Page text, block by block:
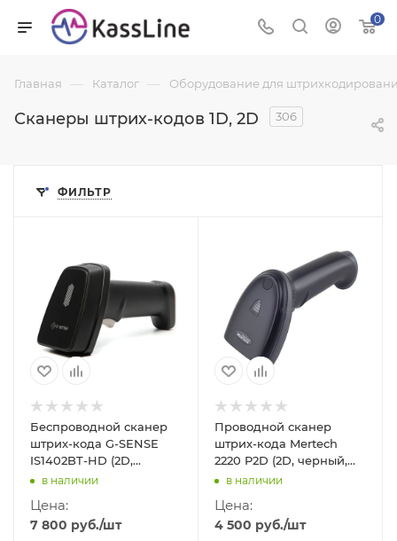
0
Главная — Каталог — Оборудование для
Сканеры штрих-кодов 1D, 2D 306
ФИЛЬТР
Беспроводной сканер
штрих-кода G-SENSE
IS1402BT-HD (2D,
черный, без подставки
в наличии
Цена:
7 800 руб./шт
Проводной сканер
штрих-кода Mertech
2220 P2D (2D, черный,
без подставки, 3м
в наличии
Цена:
4 500 руб./шт